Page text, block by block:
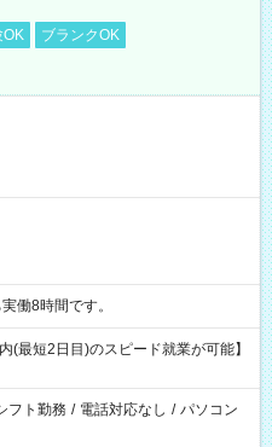
OK
ブランクOK
うち実働8時間です。
(最短2日目)のスピード就業が可能】
フト勤務 / 電話対応なし / パソコン